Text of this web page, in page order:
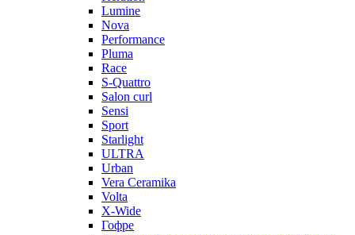
Lumine
Nova
Performance
Pluma
Race
S-Quattro
Salon curl
Sensi
Sport
Starlight
ULTRA
Urban
Vera Ceramika
Volta
X-Wide
Гофре